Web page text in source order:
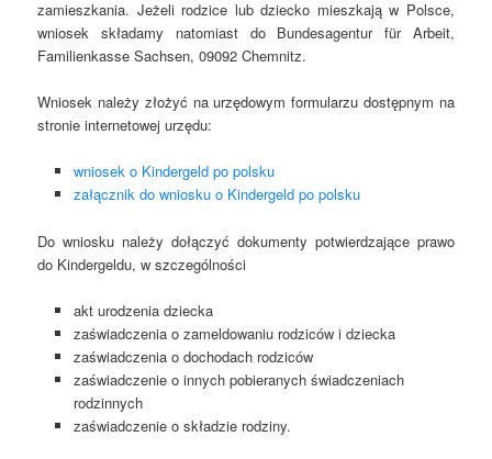
zamieszkania. Jeżeli rodzice lub dziecko mieszkają w Polsce,
wniosek składamy natomiast do Bundesagentur für Arbeit,
Familienkasse Sachsen, 09092 Chemnitz.
Wniosek należy złożyć na urzędowym formularzu dostępnym na
stronie internetowej urzędu:
wniosek o Kindergeld po polsku
załącznik do wniosku o Kindergeld po polsku
Do wniosku należy dołączyć dokumenty potwierdzające prawo
do Kindergeldu, w szczególności
akt urodzenia dziecka
zaświadczenia o zameldowaniu rodziców i dziecka
zaświadczenia o dochodach rodziców
zaświadczenie o innych pobieranych świadczeniach
rodzinnych
zaświadczenie o składzie rodziny.